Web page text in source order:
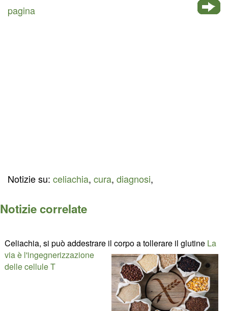
pagina
Notizie su: celiachia, cura, diagnosi,
Notizie correlate
Celiachia, si può addestrare il corpo a tollerare il glutine La
via è l'ingegnerizzazione
delle cellule T